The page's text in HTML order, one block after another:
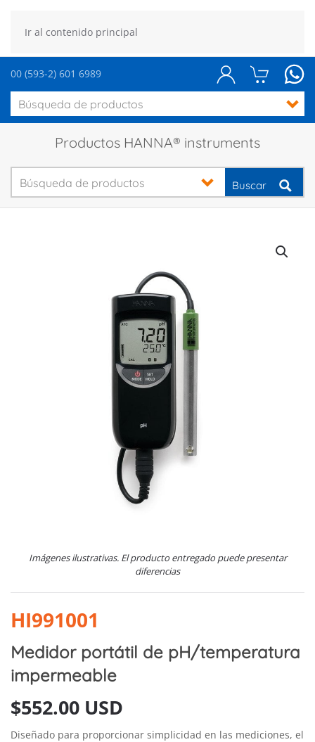
Ir al contenido principal
00 (593-2) 601 6989
Productos HANNA® instruments
Buscar
Imágenes ilustrativas. El producto entregado puede presentar
diferencias
HI991001
Medidor portátil de pH/temperatura
impermeable
$552.00 USD
Diseñado para proporcionar simplicidad en las mediciones, el